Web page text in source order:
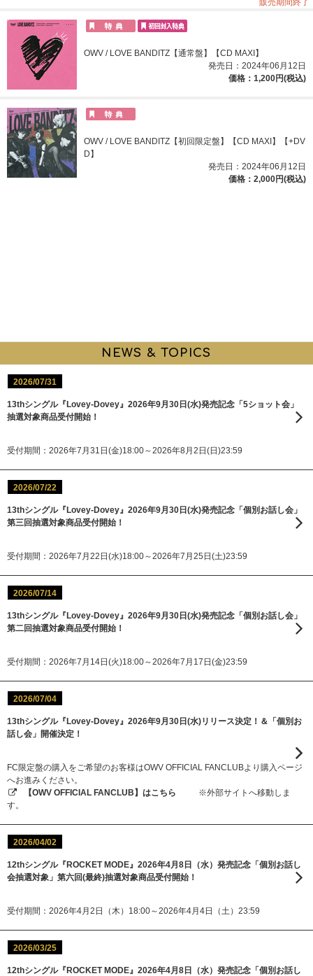
販売期間終了
OWV / LOVE BANDITZ【通常盤】【CD MAXI】
発売日：2024年06月12日
価格：1,200円(税込)
OWV / LOVE BANDITZ【初回限定盤】【CD MAXI】【+DV
D】
発売日：2024年06月12日
価格：2,000円(税込)
NEWS & TOPICS
2026/07/31
13thシングル『Lovey-Dovey』2026年9月30日(水)発売記念「5ショット会」
抽選対象商品受付開始！
受付期間：2026年7月31日(金)18:00～2026年8月2日(日)23:59
2026/07/22
13thシングル『Lovey-Dovey』2026年9月30日(水)発売記念「個別お話し会」
第三回抽選対象商品受付開始！
受付期間：2026年7月22日(水)18:00～2026年7月25日(土)23:59
2026/07/14
13thシングル『Lovey-Dovey』2026年9月30日(水)発売記念「個別お話し会」
第二回抽選対象商品受付開始！
受付期間：2026年7月14日(火)18:00～2026年7月17日(金)23:59
2026/07/04
13thシングル『Lovey-Dovey』2026年9月30日(水)リリース決定！＆「個別お
話し会」開催決定！
FC限定盤の購入をご希望のお客様はOWV OFFICIAL FANCLUBより購入ページ
へお進みください。
【OWV OFFICIAL FANCLUB】はこちら
※外部サイトへ移動しま
す。
2026/04/02
12thシングル『ROCKET MODE』2026年4月8日（水）発売記念「個別お話し
会抽選対象」第六回(最終)抽選対象商品受付開始！
受付期間：2026年4月2日（木）18:00～2026年4月4日（土）23:59
2026/03/25
12thシングル『ROCKET MODE』2026年4月8日（水）発売記念「個別お話し